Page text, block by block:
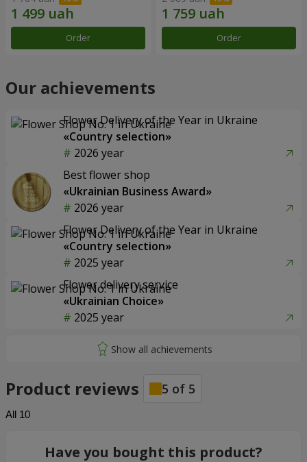
Order Order
Our achievements
Flower Delivery of the Year in Ukraine
«Country selection»
2026 year
Best flower shop
«Ukrainian Business Award»
2026 year
Flower Delivery of the Year in Ukraine
«Country selection»
2025 year
Flower delivery service
«Ukrainian Choice»
2025 year
Product reviews 5 of 5
All 10
Have you bought this product?